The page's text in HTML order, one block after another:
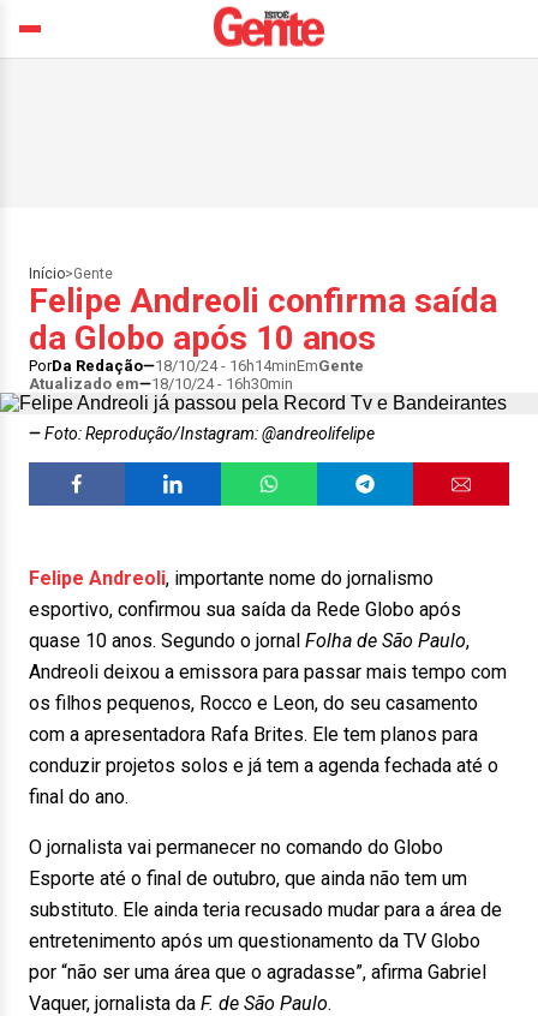
Início>Gente
Felipe Andreoli confirma saída
da Globo após 10 anos
PorDa Redação 18/10/24 - 16h14minEmGente
Atualizado em
18/10/24 - 16h30min
Foto: Reprodução/Instagram: @andreolifelipe
Felipe Andreoli, importante nome do jornalismo
esportivo, confirmou sua saída da Rede Globo após
quase 10 anos. Segundo o jornal Folha de São Paulo,
Andreoli deixou a emissora para passar mais tempo com
os filhos pequenos, Rocco e Leon, do seu casamento
com a apresentadora Rafa Brites. Ele tem planos para
conduzir projetos solos e já tem a agenda fechada até o
final do ano.
O jornalista vai permanecer no comando do Globo
Esporte até o final de outubro, que ainda não tem um
substituto. Ele ainda teria recusado mudar para a área de
entretenimento após um questionamento da TV Globo
por “não ser uma área que o agradasse”, afirma Gabriel
Vaquer, jornalista da F. de São Paulo.